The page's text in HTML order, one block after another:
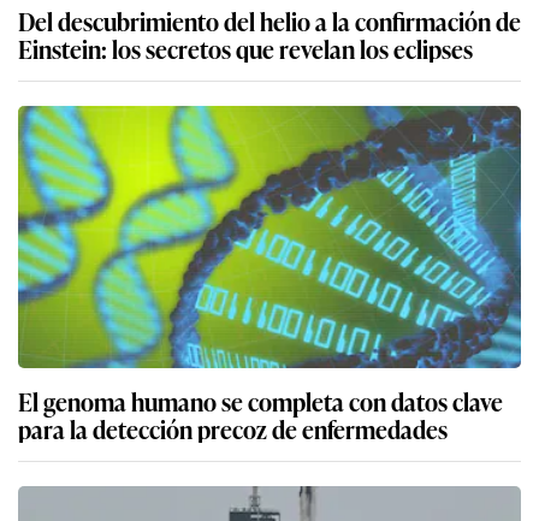
Del descubrimiento del helio a la confirmación de
Einstein: los secretos que revelan los eclipses
El genoma humano se completa con datos clave
para la detección precoz de enfermedades